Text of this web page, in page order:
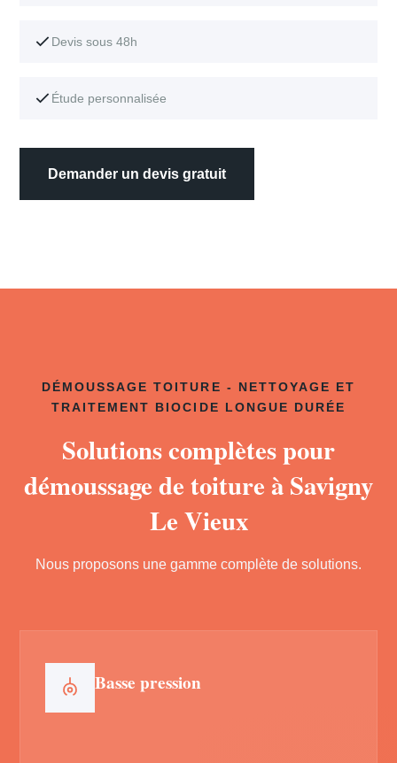
Devis sous 48h
Étude personnalisée
Demander un devis gratuit
DÉMOUSSAGE TOITURE - NETTOYAGE ET
TRAITEMENT BIOCIDE LONGUE DURÉE
Solutions complètes pour
démoussage de toiture à Savigny
Le Vieux
Nous proposons une gamme complète de solutions.
Basse pression